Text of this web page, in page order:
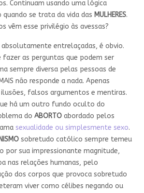
Continuam usando uma lógica
se trata da vida das MULHERES.
vêm esse privilégio às avessas?
entrelaçadas, é obvio.
fazer as perguntas que podem ser
sempre diversa pelas pessoas de
não responde a nada. Apenas
falsos argumentos e mentiras.
há um outro fundo oculto do
do ABORTOabordado pelos
sexualidade ou simplesmente sexo.
sobretudo católico sempre temeu
por sua impressionante magnitude,
nas relações humanas, pelo
dos corpos que provoca sobretudo
viver como célibes negando ou